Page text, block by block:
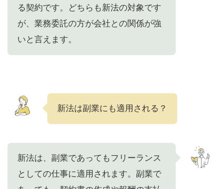
る契約です。どちらも新法の対象です
が、業務委託の方が会社との関係が強
いと言えます。
新法は副業にも適用される？
新法は、副業であってもフリーランス
としての仕事に適用されます。副業で